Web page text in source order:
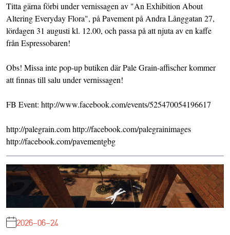
Titta gärna förbi under vernissagen av "An Exhibition About
Altering Everyday Flora", på Pavement på Andra Långgatan 27,
lördagen 31 augusti kl. 12.00, och passa på att njuta av en kaffe
från Espressobaren!
Obs! Missa inte pop-up butiken där Pale Grain-affischer kommer
att finnas till salu under vernissagen!
FB Event: http://www.facebook.com/events/525470054196617
http://palegrain.com http://facebook.com/palegrainimages
http://facebook.com/pavementgbg
2026-06-24